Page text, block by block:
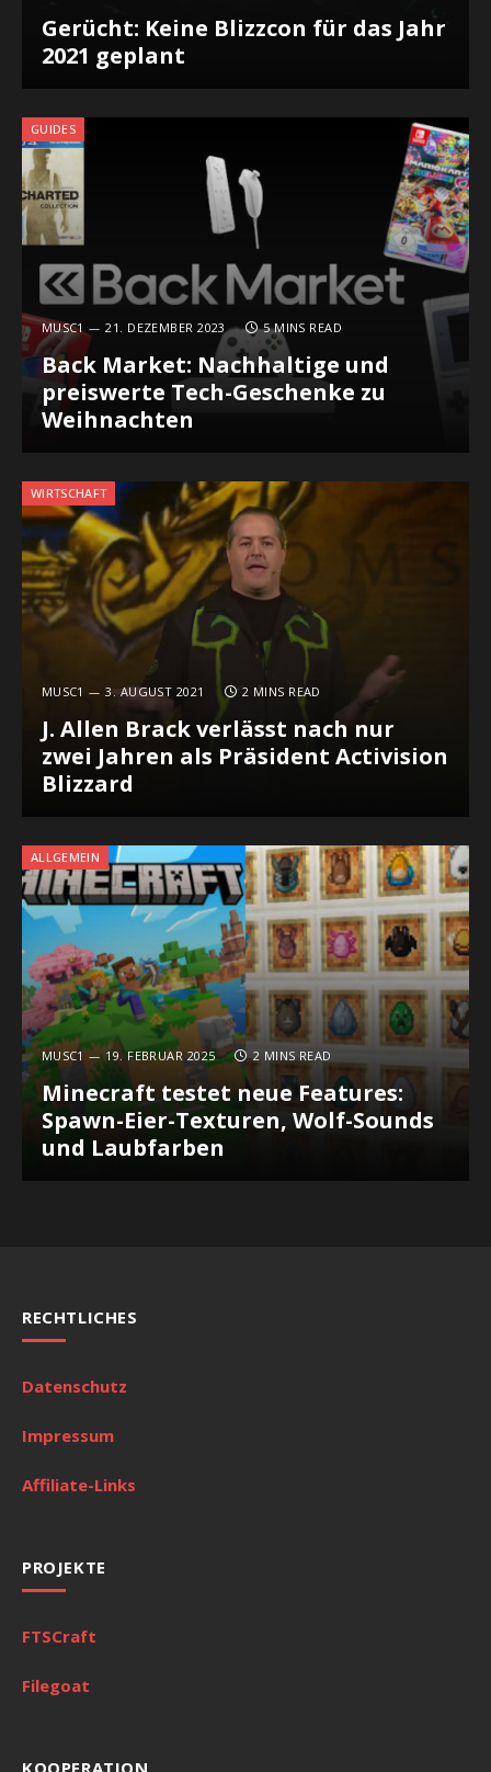
Gerücht: Keine Blizzcon für das Jahr
2021 geplant
GUIDES
MUSC1 21. DEZEMBER 2023 5 MINS READ
Back Market: Nachhaltige und
preiswerte Tech-Geschenke zu
Weihnachten
WIRTSCHAFT
MUSC1 3. AUGUST 2021 2 MINS READ
J. Allen Brack verlässt nach nur
zwei Jahren als Präsident Activision
Blizzard
ALLGEMEIN
MUSC1 19. FEBRUAR 2025 2 MINS READ
Minecraft testet neue Features:
Spawn-Eier-Texturen, Wolf-Sounds
und Laubfarben
RECHTLICHES
Datenschutz
Impressum
Affiliate-Links
PROJEKTE
FTSCraft
Filegoat
KOOPERATION